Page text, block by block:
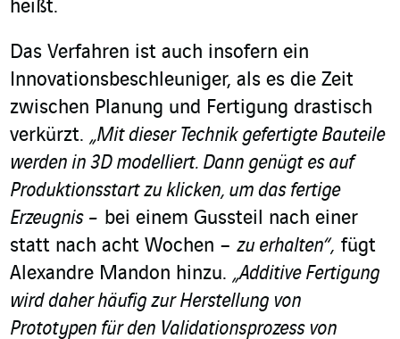
heißt.
Das Verfahren ist auch insofern ein
Innovationsbeschleuniger, als es die Zeit
zwischen Planung und Fertigung drastisch
verkürzt. „Mit dieser Technik gefertigte Bauteile
werden in 3D modelliert. Dann genügt es auf
Produktionsstart zu klicken, um das fertige
Erzeugnis – bei einem Gussteil nach einer
statt nach acht Wochen – zu erhalten“, fügt
Alexandre Mandon hinzu. „Additive Fertigung
wird daher häufig zur Herstellung von
Prototypen für den Validationsprozess von